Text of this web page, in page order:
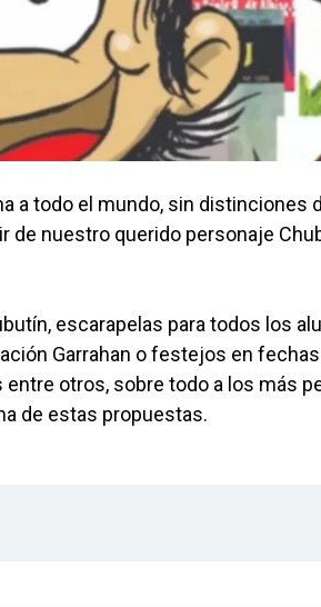
a todo el mundo, sin distinciones
de nuestro querido personaje
escarapelas para todos los
Garrahan o festejos en
otros, sobre todo a los más
de estas propuestas.